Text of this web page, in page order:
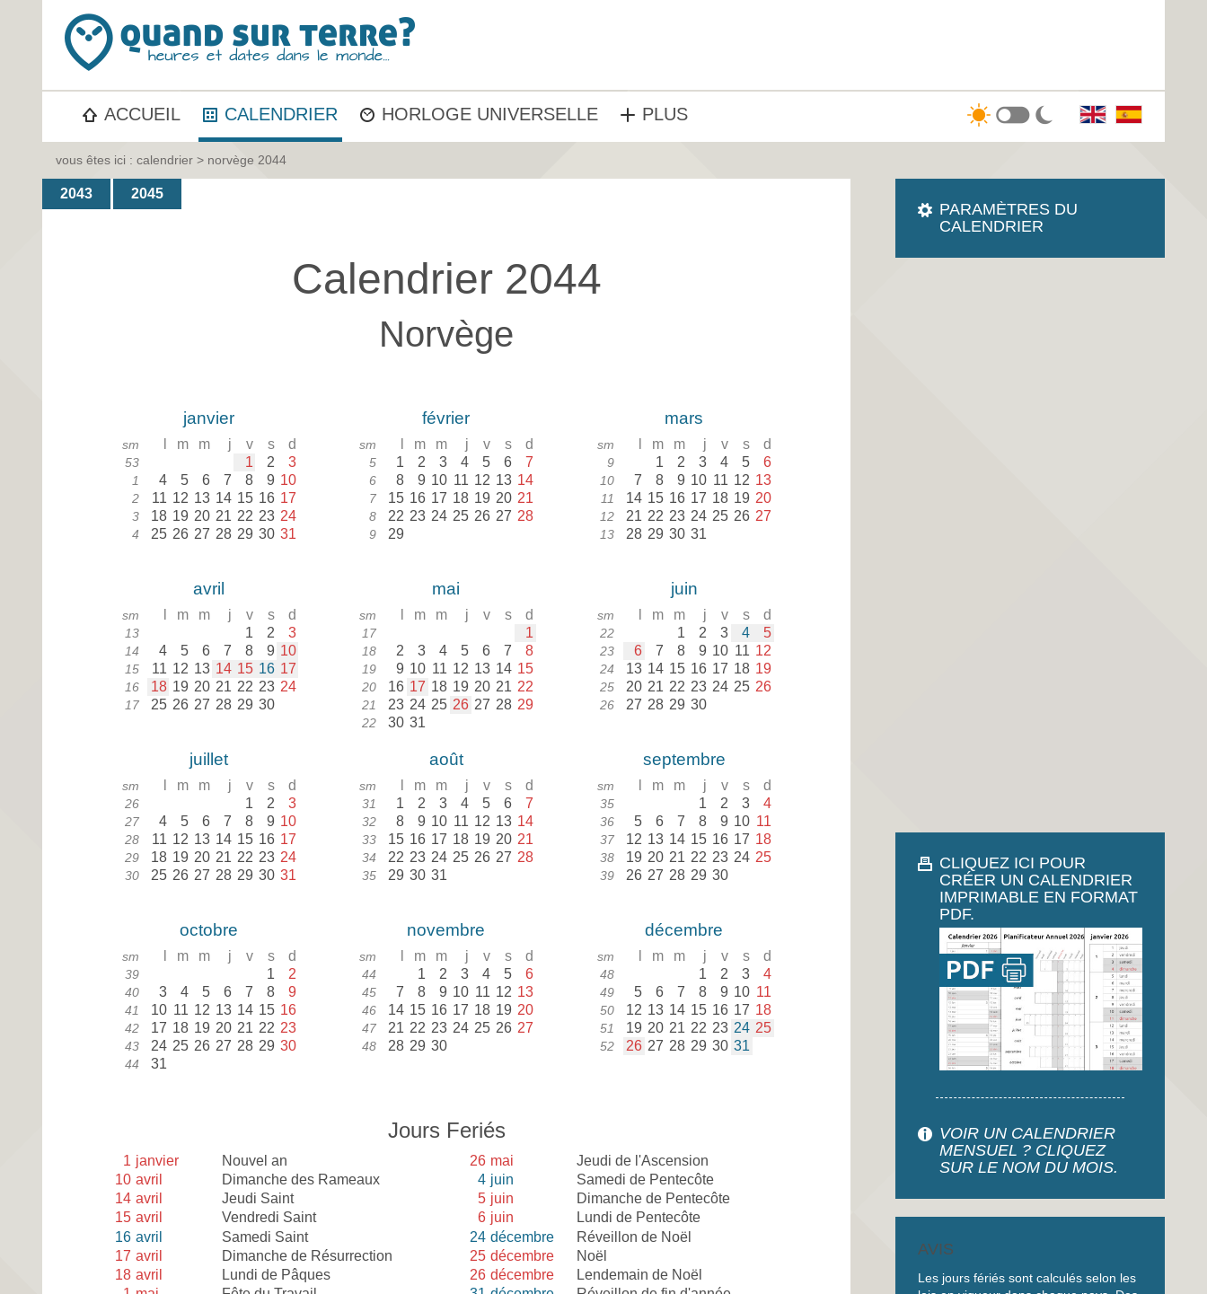
ACCUEIL CALENDRIER HORLOGE UNIVERSELLE PLUS
vous êtes ici : calendrier > norvège 2044
2043 2045
Calendrier 2044
Norvège
janvier
sm m m j v s d
53 1 2 3
1 4 5 6 7 8 9 10
2 11 12 13 14 15 16 17
3 18 19 20 21 22 23 24
4 25 26 27 28 29 30 31
février
sm m m j v s d
5 1 2 3 4 5 6 7
6 8 9 10 11 12 13 14
7 15 16 17 18 19 20 21
8 22 23 24 25 26 27 28
9 29
mars
sm m m j v s d
9 1 2 3 4 5 6
10 7 8 9 10 11 12 13
11 14 15 16 17 18 19 20
12 21 22 23 24 25 26 27
13 28 29 30 31
avril
sm m m j v s d
13 1 2 3
14 4 5 6 7 8 9 10
15 11 12 13 14 15 16 17
16 18 19 20 21 22 23 24
17 25 26 27 28 29 30
mai
sm m m j v s d
17 1
18 2 3 4 5 6 7 8
19 9 10 11 12 13 14 15
20 16 17 18 19 20 21 22
21 23 24 25 26 27 28 29
22 30 31
juin
sm m m j v s d
22 1 2 3 4 5
23 6 7 8 9 10 11 12
24 13 14 15 16 17 18 19
25 20 21 22 23 24 25 26
26 27 28 29 30
juillet
sm m m j v s d
26 1 2 3
27 4 5 6 7 8 9 10
28 11 12 13 14 15 16 17
29 18 19 20 21 22 23 24
30 25 26 27 28 29 30 31
août
sm m m j v s d
31 1 2 3 4 5 6 7
32 8 9 10 11 12 13 14
33 15 16 17 18 19 20 21
34 22 23 24 25 26 27 28
35 29 30 31
septembre
sm m m j v s d
35 1 2 3 4
36 5 6 7 8 9 10 11
37 12 13 14 15 16 17 18
38 19 20 21 22 23 24 25
39 26 27 28 29 30
octobre
sm m m j v s d
39 1 2
40 3 4 5 6 7 8 9
41 10 11 12 13 14 15 16
42 17 18 19 20 21 22 23
43 24 25 26 27 28 29 30
44 31
novembre
sm m m j v s d
44 1 2 3 4 5 6
45 7 8 9 10 11 12 13
46 14 15 16 17 18 19 20
47 21 22 23 24 25 26 27
48 28 29 30
décembre
sm m m j v s d
48 1 2 3 4
49 5 6 7 8 9 10 11
50 12 13 14 15 16 17 18
51 19 20 21 22 23 24 25
52 26 27 28 29 30 31
Jours Feriés
1 janvier
Nouvel an
10 avril
Dimanche des Rameaux
14 avril
Jeudi Saint
15 avril
Vendredi Saint
16 avril
Samedi Saint
17 avril
Dimanche de Résurrection
18 avril
Lundi de Pâques
26 mai
Jeudi de l'Ascension
4 juin
Samedi de Pentecôte
5 juin
Dimanche de Pentecôte
6 juin
Lundi de Pentecôte
24 décembre
Réveillon de Noël
25 décembre
Noël
26 décembre
Lendemain de Noël
PARAMÈTRES DU
CALENDRIER
CLIQUEZ ICI POUR
CRÉER UN CALENDRIER
IMPRIMABLE EN FORMAT
PDF.
VOIR UN CALENDRIER
MENSUEL ? CLIQUEZ
SUR LE NOM DU MOIS.
AVIS
Les jours fériés sont calculés selon les